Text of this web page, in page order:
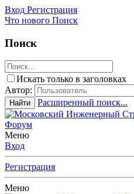
Вход Регистрация
Что нового Поиск
Поиск
Искать только в заголовках
Автор:
Найти Расширенный поиск...
Меню
Вход
Регистрация
Меню